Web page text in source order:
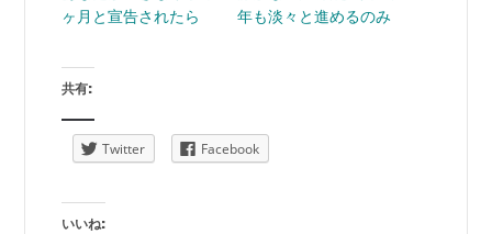
ヶ月と宣告されたら
年も淡々と進めるのみ
共有:
Twitter Facebook
いいね: